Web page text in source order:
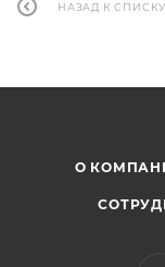
НАЗАД К СПИСКУ
О